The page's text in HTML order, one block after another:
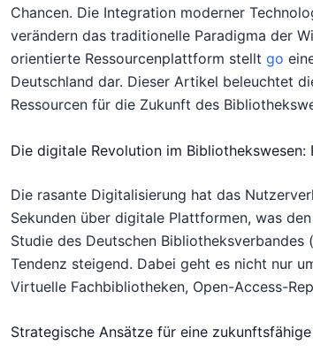
Chancen. Die Integration moderner
verändern das traditionelle Paradigma der
orientierte Ressourcenplattform stellt go
Deutschland dar. Dieser Artikel beleuchtet
Ressourcen für die Zukunft des
Die digitale Revolution im Bibliothekswesen:
Die rasante Digitalisierung hat das
Sekunden über digitale Plattformen, was
Studie des Deutschen
Tendenz steigend. Dabei geht es nicht nur
Virtuelle Fachbibliotheken, Open-Access-
Strategische Ansätze für eine